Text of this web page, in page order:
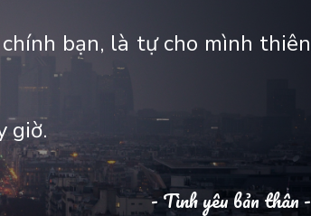
bạn, là tự cho mình thiên
giờ.
- Tình yêu bản thân -